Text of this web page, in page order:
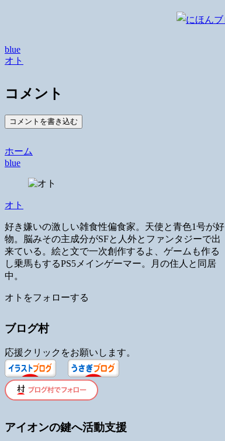
blue
オト
コメント
コメントを書き込む
ホーム
blue
オト
好き嫌いの激しい雑食性偏食家。天使と青色1号が好
物。脳みその主成分がSFと人外とファンタジーで出
来ている。絵と文で一次創作するよ、ゲームも作る
し乗馬もするPS5メインゲーマー。月の住人と同居
中。
オトをフォローする
ブログ村
応援クリックをお願いします。
アイオンの鍵へ活動支援